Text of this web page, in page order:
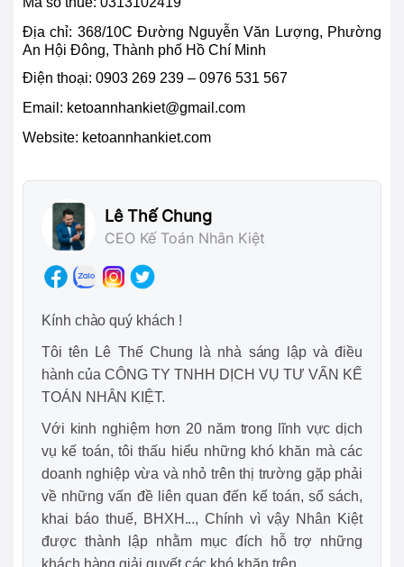
Địa chỉ: 368/10C Đường Nguyễn Văn Lượng, Phường
An Hội Đông, Thành phố Hồ Chí Minh
Điện thoại: 0903 269 239 – 0976 531 567
Email: ketoannhankiet@gmail.com
Website: ketoannhankiet.com
Lê Thế Chung
CEO Kế Toán Nhân Kiệt
Kính chào quý khách !
Tôi tên Lê Thế Chung là nhà sáng lập và điều
hành của CÔNG TY TNHH DỊCH VỤ TƯ VẤN KẾ
TOÁN NHÂN KIỆT.
Với kinh nghiệm hơn 20 năm trong lĩnh vực dịch
vụ kế toán, tôi thấu hiểu những khó khăn mà các
doanh nghiệp vừa và nhỏ trên thị trường gặp phải
về những vấn đề liên quan đến kế toán, sổ sách,
khai báo thuế, BHXH..., Chính vì vậy Nhân Kiệt
được thành lập nhằm mục đích hỗ trợ những
khách hàng giải quyết các khó khăn trên.